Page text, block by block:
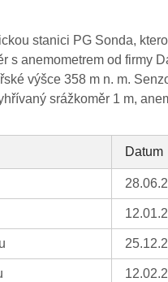
stanici PG Sonda,
s anemometrem od firmy
výšce 358 m n. m.
srážkoměr 1 m,
Datum